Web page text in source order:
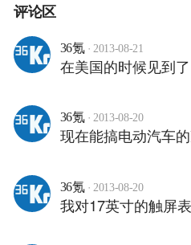
评论区
36氪 · 2013-08-21
在美国的时候见到了
36氪 · 2013-08-20
现在能搞电动汽车
36氪 · 2013-08-20
我对17英寸的触屏